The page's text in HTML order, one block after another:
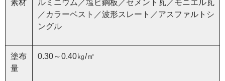
素材
ルミニウム／塩ビ鋼板／セメント瓦／モニエル瓦
／カラーベスト／波形スレート／アスファルトシ
ングル
塗布
量
0.30～0.40㎏/㎡